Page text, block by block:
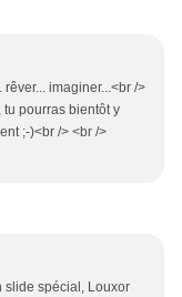
imaginer...<br />
tu pourras bientôt y
;-)<br /> <br />
slide spécial, Louxor